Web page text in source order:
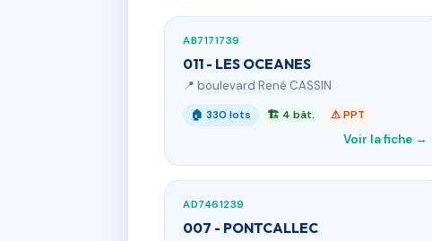
AB7171739
011 - LES OCEANES
📍 boulevard René CASSIN
🏠 330 lots 🏗 4 bât. ⚠ PPT
Voir la fiche →
AD7461239
007 - PONTCALLEC